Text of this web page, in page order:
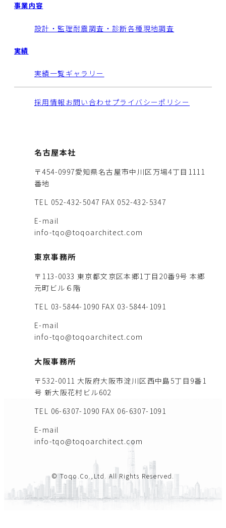
事業内容
設計・監理耐震調査・診断各種現地調査
実績
実績一覧 ギャラリー
採用情報 お問い合わせ プライバシーポリシー
名古屋本社
〒454-0997愛知県名古屋市中川区万場4丁目1111
番地
TEL 052-432-5047 FAX 052-432-5347
E-mail
info-tqo@toqoarchitect.com
東京事務所
〒113-0033 東京都文京区本郷1丁目20番9号 本郷
元町ビル６階
TEL 03-5844-1090 FAX 03-5844-1091
E-mail
info-tqo@toqoarchitect.com
大阪事務所
〒532-0011 大阪府大阪市淀川区西中島5丁目9番1
号 新大阪花村ビル602
TEL 06-6307-1090 FAX 06-6307-1091
E-mail
info-tqo@toqoarchitect.com
© Toqo.Co.,Ltd. All Rights Reserved.